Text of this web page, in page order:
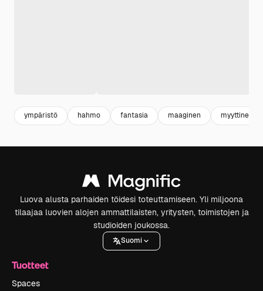
ympäristö hahmo fantasia maaginen myyttinen
Luova alusta parhaiden töidesi toteuttamiseen. Yli miljoona
tilaajaa luovien alojen ammattilaisten, yritysten, toimistojen ja
studioiden joukossa.
Suomi
Tuotteet
Spaces